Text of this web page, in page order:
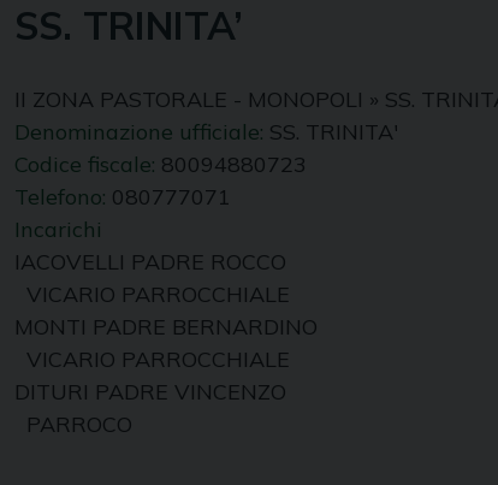
SS. TRINITA’
II ZONA PASTORALE - MONOPOLI » SS.
Denominazione ufficiale: SS. TRINITA'
Codice fiscale: 80094880723
Telefono: 080777071
Incarichi
IACOVELLI PADRE ROCCO
VICARIO PARROCCHIALE
MONTI PADRE BERNARDINO
VICARIO PARROCCHIALE
DITURI PADRE VINCENZO
PARROCO